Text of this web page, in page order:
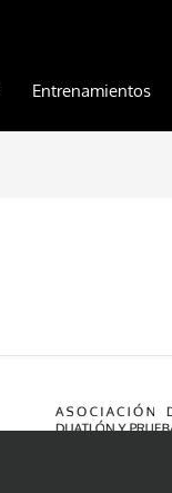
Entrenamientos